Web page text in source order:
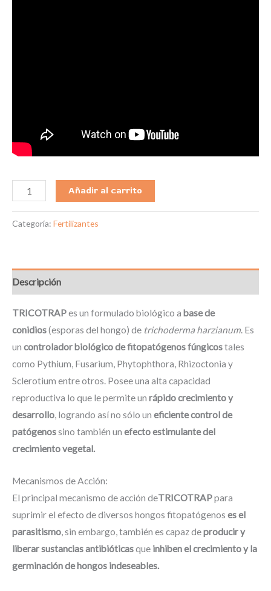
Añadir al carrito
Categoría: Fertilizantes
Descripción
TRICOTRAPes un formulado biológico a base de
conidios(esporas del hongo) de trichoderma harzianum. Es
un controlador biológico de fitopatógenos fúngicostales
como Pythium, Fusarium, Phytophthora, Rhizoctonia y
Sclerotium entre otros. Posee una alta capacidad
reproductiva lo que le permite un rápido crecimiento y
desarrollo, logrando así no sólo un eficiente control de
patógenossino también un efecto estimulante del
crecimiento vegetal.
Mecanismos de Acción:
El principal mecanismo de acción deTRICOTRAPpara
suprimir el efecto de diversos hongos fitopatógenos es el
parasitismo, sin embargo, también es capaz deproducir y
liberar sustancias antibióticasque inhiben el crecimiento y la
germinación de hongos indeseables.